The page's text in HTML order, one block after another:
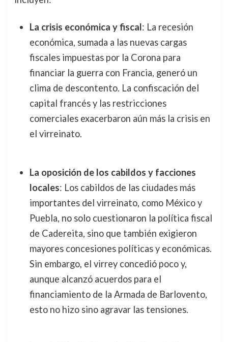
La crisis económica y fiscal: La recesión
económica, sumada a las nuevas cargas
fiscales impuestas por la Corona para
financiar la guerra con Francia, generó un
clima de descontento. La confiscación del
capital francés y las restricciones
comerciales exacerbaron aún más la crisis en
el virreinato.
La oposición de los cabildos y facciones
locales: Los cabildos de las ciudades más
importantes del virreinato, como México y
Puebla, no solo cuestionaron la política fiscal
de Cadereita, sino que también exigieron
mayores concesiones políticas y económicas.
Sin embargo, el virrey concedió poco y,
aunque alcanzó acuerdos para el
financiamiento de la Armada de Barlovento,
esto no hizo sino agravar las tensiones.